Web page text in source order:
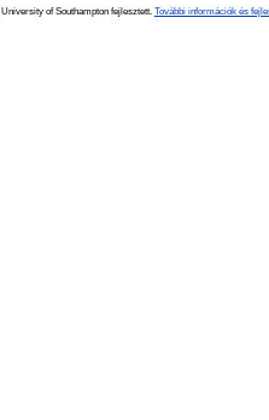
, University of Southampton fejlesztett. További információk és